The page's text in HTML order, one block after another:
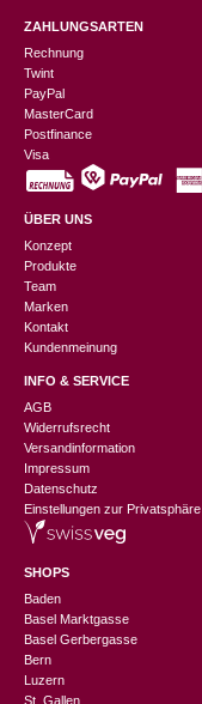
ZAHLUNGSARTEN
Rechnung
Twint
PayPal
MasterCard
Postfinance
Visa
ÜBER UNS
Konzept
Produkte
Team
Marken
Kontakt
Kundenmeinung
INFO & SERVICE
AGB
Widerrufsrecht
Versandinformation
Impressum
Datenschutz
Einstellungen zur Privatsphäre
SHOPS
Baden
Basel Marktgasse
Basel Gerbergasse
Bern
Luzern
St. Gallen